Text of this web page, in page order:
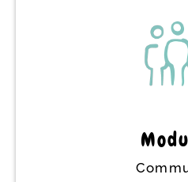
Du erfährst im
und Wüten bei
dir die 9
Seminar begleitet
und deine Fragen